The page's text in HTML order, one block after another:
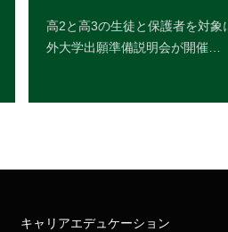
高2と高3の生徒と保護者を対象
外大学出願準備説明会が開催…
キャリアエデュケーション